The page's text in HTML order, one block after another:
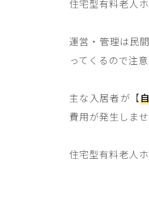
住宅型有料老人
運営・管理は民
ってくるので注
主な入居者が【
費用が発生しま
住宅型有料老人